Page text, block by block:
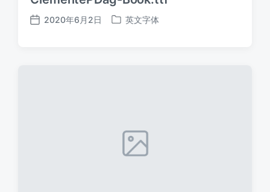
发
2020年6月2日
发
英文字体